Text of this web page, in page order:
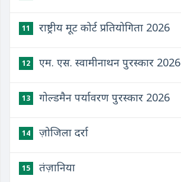
11 राष्ट्रीय मूट कोर्ट प्रतियोगिता 2026
12 एम. एस. स्वामीनाथन पुरस्कार 2026
13 गोल्डमैन पर्यावरण पुरस्कार 2026
14 ज़ोजिला दर्रा
15 तंज़ानिया